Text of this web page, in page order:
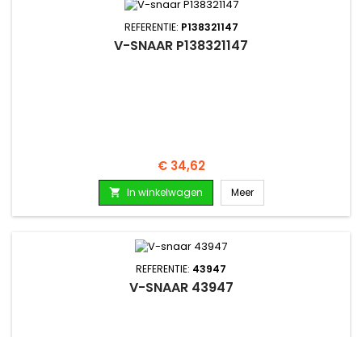
REFERENTIE: P138321147
V-SNAAR P138321147
Prijs
€ 34,62
 In winkelwagen Meer
REFERENTIE: 43947
V-SNAAR 43947